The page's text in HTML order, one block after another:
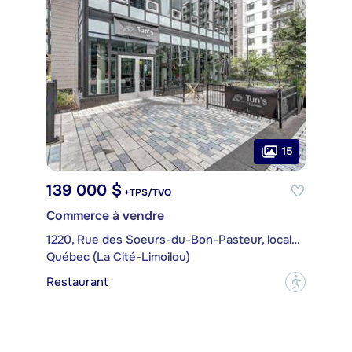
15
139 000 $ +TPS/TVQ
Commerce à vendre
1220, Rue des Soeurs-du-Bon-Pasteur, local 240
Québec (La Cité-Limoilou)
Restaurant
?